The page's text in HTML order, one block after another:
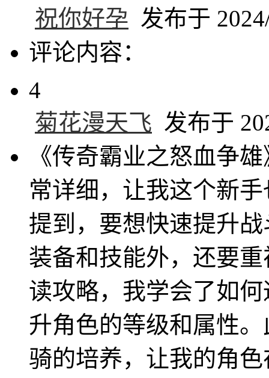
祝你好孕 发布于
评论内容：
4
菊花漫天飞 发布于
《传奇霸业之怒血争
常详细，让我这个新
提到，要想快速提升
装备和技能外，还要
读攻略，我学会了如
升角色的等级和属性
骑的培养，让我的角